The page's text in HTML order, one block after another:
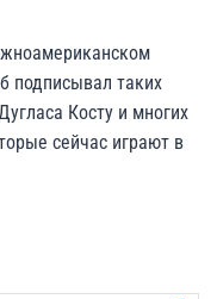
подписывал таких
Косту и многих
сейчас играют в